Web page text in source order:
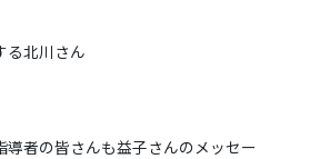
る北川さん
導者の皆さんも益子さんのメッセー